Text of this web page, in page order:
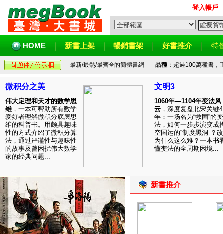
登入帳戶
HOME 新書上架 暢銷書架 好書推介 特
最新/最熱/最齊全的簡體書網 品種：超過100萬種書，
微积分之美
伟大定理和天才的数学思
维 ，一本可帮助所有数学
爱好者理解微积分底层思
维的科普书。用颇具趣味
性的方式介绍了微积分算
法，通过严谨性与趣味性
的故事及曾困扰伟大数学
家的经典问题...
文明3
1060年—1104年变法风
云 ，深度复盘北宋关键
年：一场名为“救国”的变
法，如何一步步演变成
空国运的“制度黑洞”？
为什么这么难？一本书
懂变法的全周期困境...
新書推介